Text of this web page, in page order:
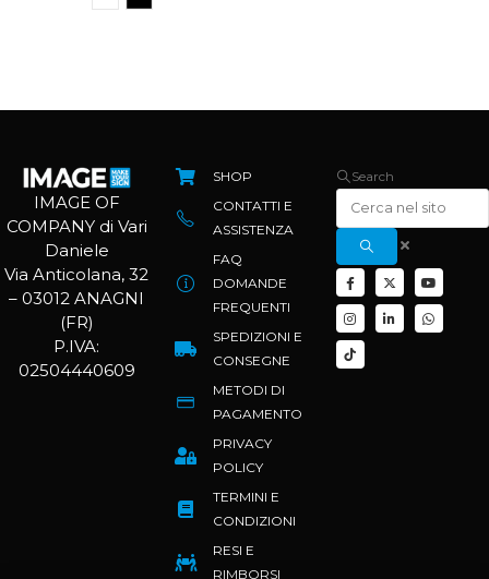
IMAGE OF
COMPANY di Vari
Daniele
Via Anticolana, 32
– 03012 ANAGNI
(FR)
P.IVA:
02504440609
SHOP
CONTATTI E
ASSISTENZA
FAQ
DOMANDE
FREQUENTI
SPEDIZIONI E
CONSEGNE
METODI DI
PAGAMENTO
PRIVACY
POLICY
TERMINI E
CONDIZIONI
RESI E
RIMBORSI
Search